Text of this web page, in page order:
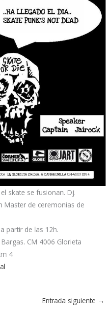
skate se fusionan. Dj.
Master de ceremonias de
partir de las 12h.
CM 4006 Glorieta
4
Entrada siguiente →